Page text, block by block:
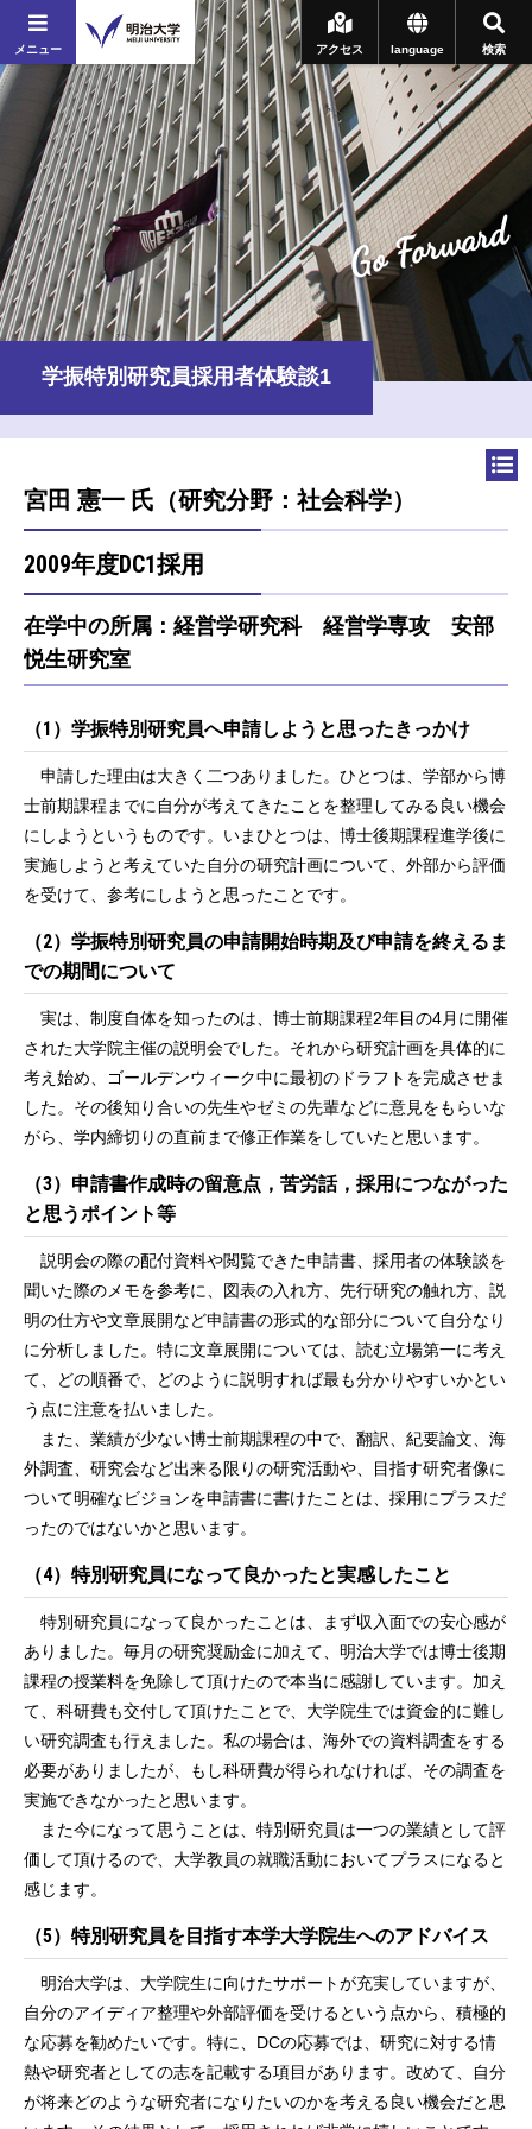
メニュー 検索
language
アクセス
Go Forward
学振特別研究員採用者体験談1
宮田 憲一 氏（研究分野：社会科学）
2009年度DC1採用
在学中の所属：経営学研究科 経営学専攻 安部
悦生研究室
（1）学振特別研究員へ申請しようと思ったきっかけ
申請した理由は大きく二つありました。ひとつは、学部から博
士前期課程までに自分が考えてきたことを整理してみる良い機会
にしようというものです。いまひとつは、博士後期課程進学後に
実施しようと考えていた自分の研究計画について、外部から評価
を受けて、参考にしようと思ったことです。
（2）学振特別研究員の申請開始時期及び申請を終えるま
での期間について
実は、制度自体を知ったのは、博士前期課程2年目の4月に開催
された大学院主催の説明会でした。それから研究計画を具体的に
考え始め、ゴールデンウィーク中に最初のドラフトを完成させま
した。その後知り合いの先生やゼミの先輩などに意見をもらいな
がら、学内締切りの直前まで修正作業をしていたと思います。
（3）申請書作成時の留意点，苦労話，採用につながった
と思うポイント等
説明会の際の配付資料や閲覧できた申請書、採用者の体験談を
聞いた際のメモを参考に、図表の入れ方、先行研究の触れ方、説
明の仕方や文章展開など申請書の形式的な部分について自分なり
に分析しました。特に文章展開については、読む立場第一に考え
て、どの順番で、どのように説明すれば最も分かりやすいかとい
う点に注意を払いました。
また、業績が少ない博士前期課程の中で、翻訳、紀要論文、海
外調査、研究会など出来る限りの研究活動や、目指す研究者像に
ついて明確なビジョンを申請書に書けたことは、採用にプラスだ
ったのではないかと思います。
（4）特別研究員になって良かったと実感したこと
特別研究員になって良かったことは、まず収入面での安心感が
ありました。毎月の研究奨励金に加えて、明治大学では博士後期
課程の授業料を免除して頂けたので本当に感謝しています。加え
て、科研費も交付して頂けたことで、大学院生では資金的に難し
い研究調査も行えました。私の場合は、海外での資料調査をする
必要がありましたが、もし科研費が得られなければ、その調査を
実施できなかったと思います。
また今になって思うことは、特別研究員は一つの業績として評
価して頂けるので、大学教員の就職活動においてプラスになると
感じます。
（5）特別研究員を目指す本学大学院生へのアドバイス
明治大学は、大学院生に向けたサポートが充実していますが、
自分のアイディア整理や外部評価を受けるという点から、積極的
な応募を勧めたいです。特に、DCの応募では、研究に対する情
熱や研究者としての志を記載する項目があります。改めて、自分
が将来どのような研究者になりたいのかを考える良い機会だと思